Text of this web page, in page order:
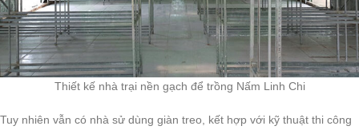
Thiết kế nhà trại nền gạch để trồng Nấm Linh Chi
Tuy nhiên vẫn có nhà sử dùng giàn treo, kết hợp với kỹ thuật thi công